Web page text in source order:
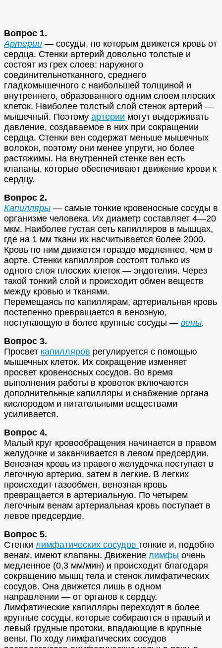
Вопрос 1.
Артерии — сосуды, по которым движется кровь от
сердца. Стенки артерий довольно толстые и
состоят из грех слоев: наружного
соединительнотканного, среднего
гладкомышечного с наибольшей толщиной и
внутреннего, образованного одним слоем плоских
клеток. Наиболее толстый слой стенок артерий —
мышечный. Поэтому артерии могут выдерживать
давление, создаваемое в них при сокращении
сердца. Стенки вен содержат меньше мышечных
волокон, поэтому они менее упруги, но более
растяжимы. На внутренней стенке вен есть
клапаны, которые обеспечивают движение крови к
сердцу.
Вопрос 2.
Капилляры — самые тонкие кровеносные сосуды в
организме человека. Их диаметр составляет 4—20
мкм. Наиболее густая сеть капилляров в мышцах,
где на 1 мм ткани их насчитывается более 2000.
Кровь по ним движется гораздо медленнее, чем в
аорте. Стенки капилляров состоят только из
одного слоя плоских клеток — эндотелия. Через
такой тонкий слой и происходит обмен веществ
между кровью и тканями.
Перемещаясь по капиллярам, артериальная кровь
постепенно превращается в венозную,
поступающую в более крупные сосуды — вены.
Вопрос 3.
Просвет капилляров регулируется с помощью
мышечных клеток. Их сокращение изменяет
просвет кровеносных сосудов. Во время
выполнения работы в кровоток включаются
дополнительные капилляры и снабжение органа
кислородом и питательными веществами
усиливается.
Вопрос 4.
Малый круг кровообращения начинается в правом
желудочке и заканчивается в левом предсердии.
Венозная кровь из правого желудочка поступает в
легочную артерию, затем в легкие. В легких
происходит газообмен, венозная кровь
превращается в артериальную. По четырем
легочным венам артериальная кровь поступает в
левое предсердие.
Вопрос 5.
Стенки лимфатических сосудов тонкие и, подобно
венам, имеют клапаны. Движение лимфы очень
медленное (0,3 мм/мин) и происходит благодаря
сокращению мышц тела и стенок лимфатических
сосудов. Она движется лишь в одном
направлении — от органов к сердцу.
Лимфатические капилляры переходят в более
крупные сосуды, которые собираются в правый и
левый грудные протоки, впадающие в крупные
вены. По ходу лимфатических сосудов